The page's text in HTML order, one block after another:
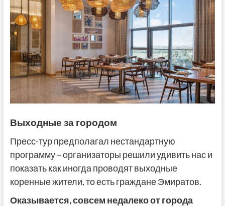
Выходные за городом
Пресс-тур предполагал нестандартную
программу – организаторы решили удивить нас и
показать как иногда проводят выходные
коренные жители, то есть граждане Эмиратов.
Оказывается, совсем недалеко от города